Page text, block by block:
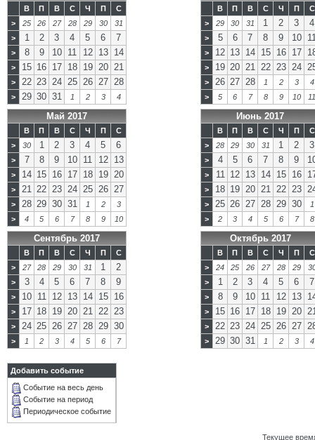
В П В С Ч П
С
>
25 26 27 28 29 30
31
>
1 2 3 4 5 6 7
> 8 9 10 11 12 13 14
> 15 16 17 18 19 20 21
> 22 23 24 25 26 27 28
> 29 30 31 1 2 3 4
В П В С Ч П
С
>
29 30 31 1 2 3 4
> 5 6 7 8 9 10
> 12 13 14 15 16 17
> 19 20 21 22 23 24
> 26 27 28 1 2 3
4
>
5 6 7 8 9 10 11
Май 2017
В П В С Ч П
С
>
30 1 2 3 4 5 6
> 7 8 9 10 11 12 13
> 14 15 16 17 18 19 20
> 21 22 23 24 25 26 27
> 28 29 30 31 1 2
3
>
4 5 6 7 8 9 10
Июнь 2017
В П В С Ч П
С
>
28 29 30 31 1 2 3
> 4 5 6 7 8 9
> 11 12 13 14 15 16
> 18 19 20 21 22 23
> 25 26 27 28 29 30
1
>
2 3 4 5 6 7 8
Сентябрь 2017
В П В С Ч П
С
>
27 28 29 30 31 1 2
> 3 4 5 6 7 8 9
> 10 11 12 13 14 15 16
> 17 18 19 20 21 22 23
> 24 25 26 27 28 29 30
> 1 2 3 4 5 6 7
Октябрь 2017
В П В С Ч П
С
>
24 25 26 27 28 29
>
1 2 3 4 5 6 7
> 8 9 10 11 12 13
> 15 16 17 18 19 20
> 22 23 24 25 26 27
> 29 30 31 1 2 3 4
Добавить событие
Событие на весь день
Событие на период
Периодическое событие
Текущее